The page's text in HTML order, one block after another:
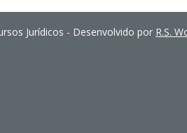
Jurídicos - Desenvolvido por R.S.